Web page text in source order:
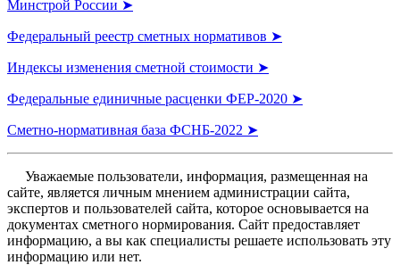
Минстрой России ➤
Федеральный реестр сметных нормативов ➤
Индексы изменения сметной стоимости ➤
Федеральные единичные расценки ФЕР-2020 ➤
Сметно-нормативная база ФСНБ-2022 ➤
Уважаемые пользователи, информация, размещенная на
сайте, является личным мнением администрации сайта,
экспертов и пользователей сайта, которое основывается на
документах сметного нормирования. Сайт предоставляет
информацию, а вы как специалисты решаете использовать эту
информацию или нет.